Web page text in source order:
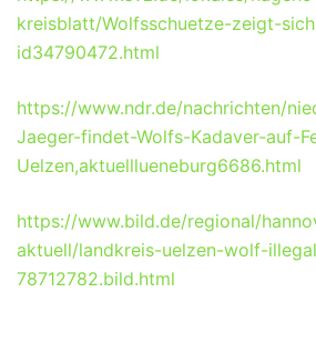
kreisblatt/Wolfsschuetze-zeigt-
id34790472.html
https://www.ndr.de/nachrichten/
Jaeger-findet-Wolfs-Kadaver-auf-
Uelzen,aktuelllueneburg6686.html
https://www.bild.de/regional/
aktuell/landkreis-uelzen-wolf-
78712782.bild.html